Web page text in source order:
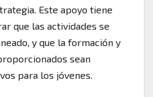
Este apoyo tiene
que las actividades se
y que la formación y
sean
para los jóvenes.